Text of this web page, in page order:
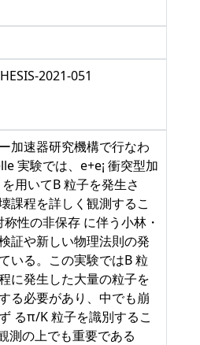
2021-051
加速器研究機構で行なわ
実験では、e+e¡ 衝突型加
用いてB 粒子を発生さ
課程を詳しく観測するこ
称性の非保存 に伴う小林・
証や新しい物理法則の発
いる。この実験ではB 粒
に発生した大量の粒子を
る必要があり、中でも崩
るπ/K 粒子を識別するこ
測の上でも重要である